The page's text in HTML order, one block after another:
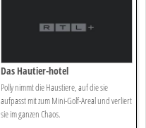
Das Hautier-hotel
Polly nimmt die Haustiere, auf die sie
aufpasst mit zum Mini-Golf-Areal und verliert
sie im ganzen Chaos.